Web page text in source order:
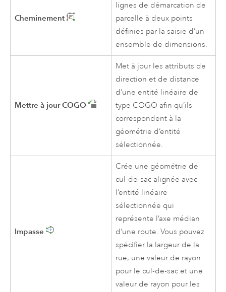
Cheminement
lignes de démarcation de
parcelle à deux points
définies par la saisie d’un
ensemble de dimensions.
Mettre à jour COGO
Met à jour les attributs de
direction et de distance
d’une entité linéaire de
type COGO afin qu’ils
correspondent à la
géométrie d’entité
sélectionnée.
Impasse
Crée une géométrie de
cul-de-sac alignée avec
l’entité linéaire
sélectionnée qui
représente l’axe médian
d’une route. Vous pouvez
spécifier la largeur de la
rue, une valeur de rayon
pour le cul-de-sac et une
valeur de rayon pour les